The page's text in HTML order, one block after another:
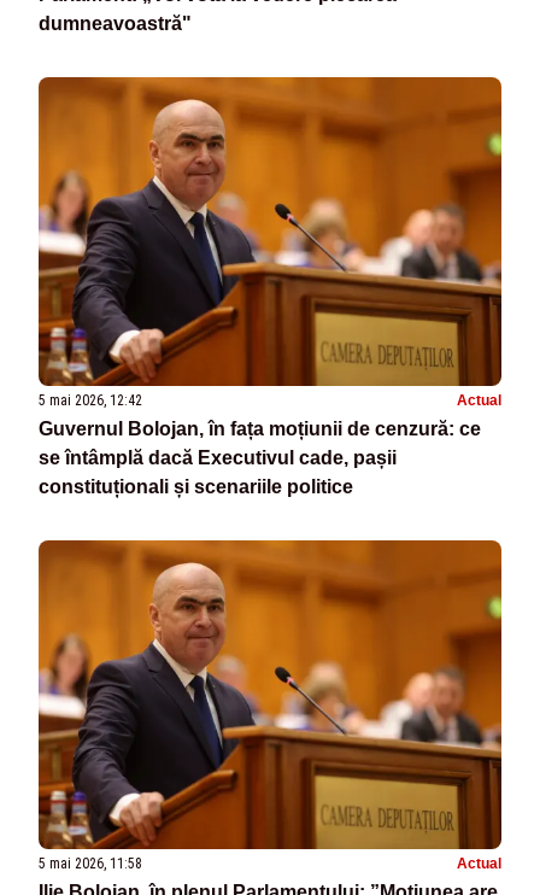
dumneavoastră"
5 mai 2026, 12:42 Actual
Guvernul Bolojan, în fața moțiunii de cenzură: ce
se întâmplă dacă Executivul cade, pașii
constituționali și scenariile politice
5 mai 2026, 11:58 Actual